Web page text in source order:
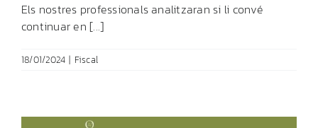
Els nostres professionals analitzaran si li convé
continuar en [...]
18/01/2024 | Fiscal